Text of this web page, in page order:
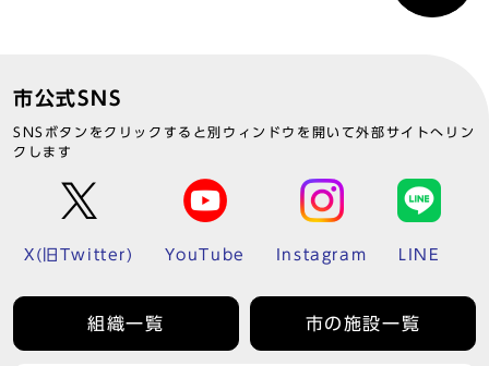
市公式SNS
SNSボタンをクリックすると別ウィンドウを開いて外部サイトへリン
クします
X(旧Twitter) YouTube Instagram LINE
組織一覧 市の施設一覧